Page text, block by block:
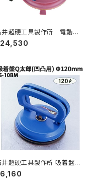
井超硬工具製作所 電動ポ
プ式 BIGスーパー吸着盤Q
（平面・凹凸用）≪メーカー
井超硬工具製作所 吸着盤Q
郎(凹凸用) Φ120mm プラス
ック製 IS-10BM ≪メーカー